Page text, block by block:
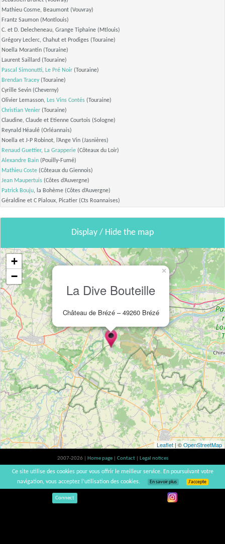
Mathieu Cosme, Beaumont (Vouvray)
Frantz Saumon (Montlouis)
C. et D. Delecheneau, Grange Tiphaine (Mtlouis)
Grégory Leclerc, Chahut et Prodiges (Touraine)
Noella Morantin (Touraine)
Laurent Saillard (Touraine)
Pascal Simonutti, Le Pré Noir (Touraine)
Brendan Tracey(Touraine)
Cyrille Sevin (Cheverny)
Olivier Lemasson, Les Vins Contés (Touraine)
Christian Venier (Touraine)
Claudine, Claude et Etienne Courtois (Sologne)
Reynald Héaulé (Orléannais)
Noella et J-P Robinot, l’Ange Vin (Jasnières)
Renaud Guettier, La Grapperie (Côteaux du Loir)
Alexandre Bain (Pouilly-Fumé)
Mathieu Coste (Côteaux du Giennois)
Jean Maupertuis (Côtes d’Auvergne)
Patrick Bouju, la Bohème (Côtes d’Auvergne)
Géraldine et C Pialoux, Picatier (Cts Roannaises)
Display / Hide the map
La Dive Bouteille
Château de Brézé – 49260 Brézé
×
+
−
Leaflet | ©OpenStreetMap
2007-2026 | Home page Contact
Legal notices
Alcohol abuse is bad for your health, please consume in moderation | vinsnaturels |
v3.12
Connect
Ce site utilise des cookies pour vous offrir le meilleur service. En poursuivant votre
navigation, vous acceptez l’utilisation des cookies.
En savoir plus J’accepte